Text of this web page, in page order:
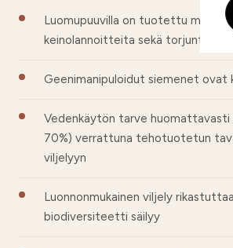
Luomupuuvilla on tuotettu mm.
keinolannoitteita sekä torjunta-
Geenimanipuloidut siemenet ovat
Vedenkäytön tarve huomattavasti
70%) verrattuna tehotuotetun
viljelyyn
Luonnonmukainen viljely
biodiversiteetti säilyy